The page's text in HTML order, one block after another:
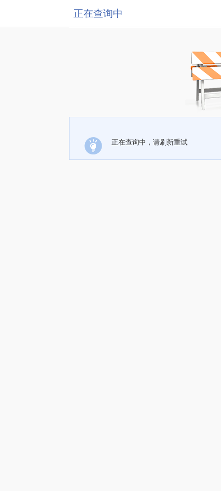
正在查询中
正在查询中，请刷新重试